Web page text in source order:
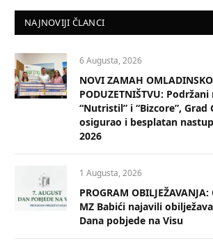
NAJNOVIJI ČLANCI
6 Augusta, 2026
NOVI ZAMAH
PODUZETNIŠTVU:
“Nutristil” i “Bizcore”, Grad
osigurao i besplatan nastup
2026
1 Augusta, 2026
PROGRAM
MZ Babići najavili
Dana pobjede na Visu